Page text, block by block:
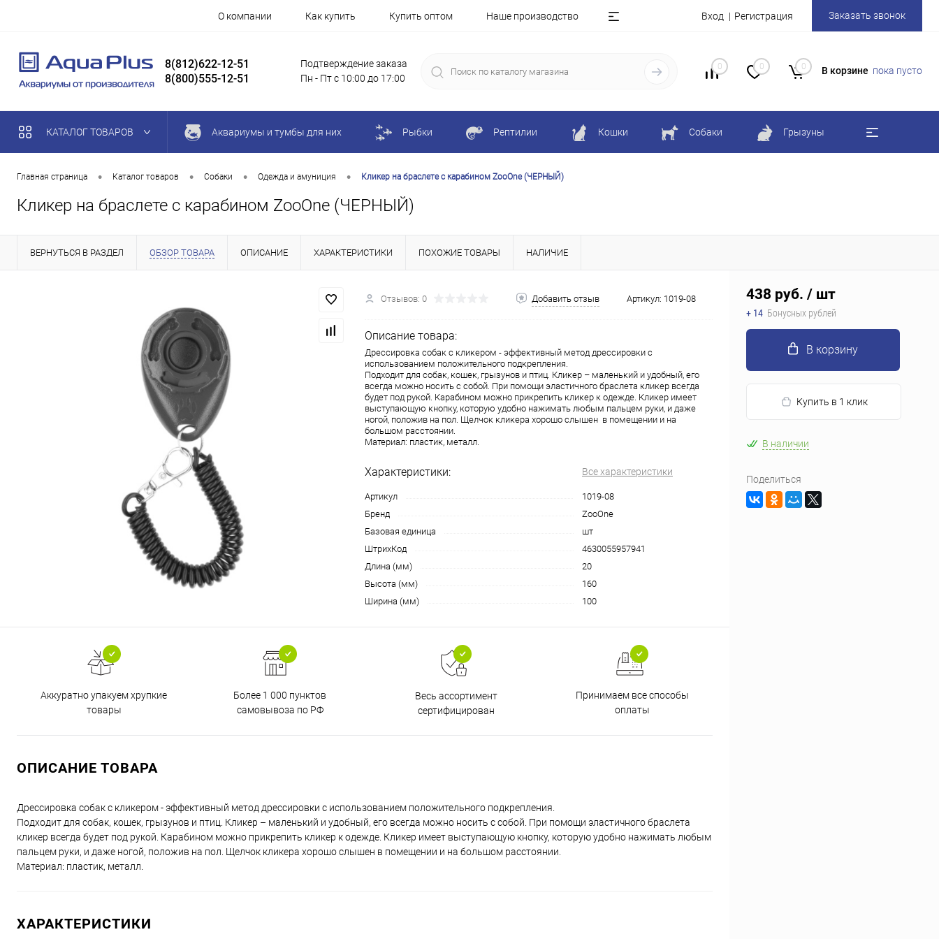
О компании Как купить Купить оптом Наше производство Вход Регистрация Заказать звонок
8(812)622-12-51
8(800)555-12-51
Подтверждение заказа
Пн - Пт с 10:00 до 17:00
0 0 0 В корзине пока пусто
КАТАЛОГ ТОВАРОВ Аквариумы и тумбы для них Рыбки Рептилии Кошки Собаки Грызуны
Главная страница • Каталог товаров • Собаки • Одежда и амуниция • Кликер на браслете с карабином ZooOne (ЧЕРНЫЙ)
Кликер на браслете с карабином ZooOne (ЧЕРНЫЙ)
ВЕРНУТЬСЯ В РАЗДЕЛ ОБЗОР ТОВАРА ОПИСАНИЕ ХАРАКТЕРИСТИКИ ПОХОЖИЕ ТОВАРЫ НАЛИЧИЕ
Отзывов: 0 Добавить отзыв Артикул: 1019-08
Описание товара:
Дрессировка собак с кликером - эффективный метод дрессировки с
использованием положительного подкрепления.
Подходит для собак, кошек, грызунов и птиц. Кликер – маленький и удобный, его
всегда можно носить с собой. При помощи эластичного браслета кликер всегда
будет под рукой. Карабином можно прикрепить кликер к одежде. Кликер имеет
выступающую кнопку, которую удобно нажимать любым пальцем руки, и даже
ногой, положив на пол. Щелчок кликера хорошо слышен в помещении и на
большом расстоянии.
Материал: пластик, металл.
Характеристики: Все характеристики
Артикул
1019-08
Бренд
ZooOne
Базовая единица
шт
ШтрихКод
4630055957941
Длина (мм)
20
Высота (мм)
160
Ширина (мм)
100
Аккуратно упакуем хрупкие
товары
Более 1 000 пунктов
самовывоза по РФ
Весь ассортимент
сертифицирован
Принимаем все способы
оплаты
ОПИСАНИЕ ТОВАРА
Дрессировка собак с кликером - эффективный метод дрессировки с использованием положительного подкрепления.
Подходит для собак, кошек, грызунов и птиц. Кликер – маленький и удобный, его всегда можно носить с собой. При помощи эластичного браслета
кликер всегда будет под рукой. Карабином можно прикрепить кликер к одежде. Кликер имеет выступающую кнопку, которую удобно нажимать любым
пальцем руки, и даже ногой, положив на пол. Щелчок кликера хорошо слышен в помещении и на большом расстоянии.
Материал: пластик, металл.
ХАРАКТЕРИСТИКИ
438 руб. / шт
+ 14 Бонусных рублей
В корзину
Купить в 1 клик
В наличии
Поделиться